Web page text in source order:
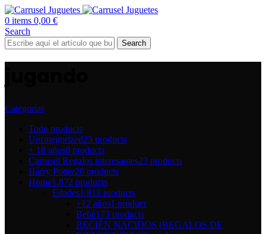
0 items 0,00 €
Search
Search
Categorías
Todo products
Uncategorized23 products
+ 18 años0 products
Carrusel Regalos interesantes23 products
Harry Potter28 products
Home1.872 products
Edades1.818 products
+12 años1 product
Bebé173 products
RECIÉN NACIDOS (REGALOS DE